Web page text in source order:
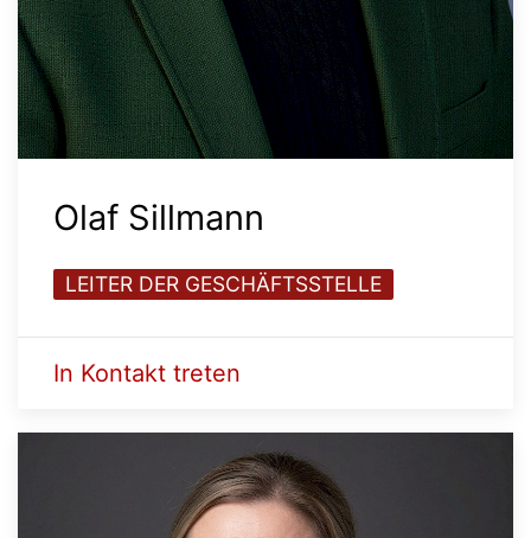
Olaf Sillmann
LEITER DER GESCHÄFTSSTELLE
In Kontakt treten